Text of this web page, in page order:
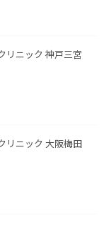
リニック 神戸三宮
リニック 大阪梅田